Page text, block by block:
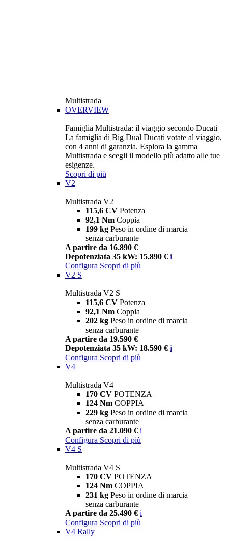
Multistrada
OVERVIEW
Famiglia Multistrada: il viaggio secondo Ducati
La famiglia di Big Dual Ducati votate al viaggio,
con 4 anni di garanzia. Esplora la gamma
Multistrada e scegli il modello più adatto alle tue
esigenze.
Scopri di più
V2
Multistrada V2
115,6 CV Potenza
92,1 Nm Coppia
199 kg Peso in ordine di marcia
senza carburante
A partire da 16.890 €
Depotenziata 35 kW: 15.890 € i
Configura Scopri di più
V2 S
Multistrada V2 S
115,6 CV Potenza
92,1 Nm Coppia
202 kg Peso in ordine di marcia
senza carburante
A partire da 19.590 €
Depotenziata 35 kW: 18.590 € i
Configura Scopri di più
V4
Multistrada V4
170 CV POTENZA
124 Nm COPPIA
229 kg Peso in ordine di marcia
senza carburante
A partire da 21.090 € i
Configura Scopri di più
V4 S
Multistrada V4 S
170 CV POTENZA
124 Nm COPPIA
231 kg Peso in ordine di marcia
senza carburante
A partire da 25.490 € i
Configura Scopri di più
V4 Rally